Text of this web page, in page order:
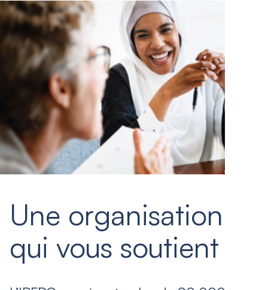
Une organisation
qui vous soutient